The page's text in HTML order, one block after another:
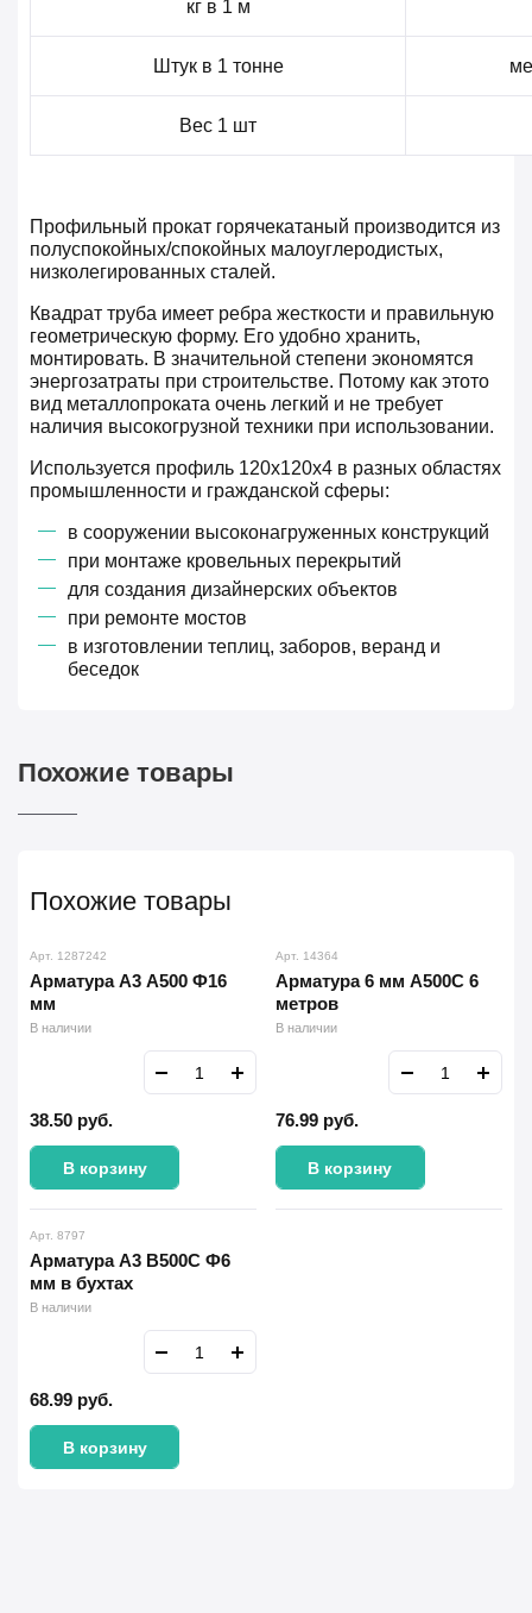
кг в 1 м
Штук в 1 тонне
Вес 1 шт
Профильный прокат горячекатаный производится из
полуспокойных/спокойных малоуглеродистых,
низколегированных сталей.
Квадрат труба имеет ребра жесткости и правильную
геометрическую форму. Его удобно хранить,
монтировать. В значительной степени экономятся
энергозатраты при строительстве. Потому как этото
вид металлопроката очень легкий и не требует
наличия высокогрузной техники при использовании.
Используется профиль 120х120х4 в разных областях
промышленности и гражданской сферы:
в сооружении высоконагруженных конструкций
при монтаже кровельных перекрытий
для создания дизайнерских объектов
при ремонте мостов
в изготовлении теплиц, заборов, веранд и
беседок
Похожие товары
Похожие товары
Арт. 1287242
Арматура А3 А500 Ф16
мм
В наличии
38.50 руб.
В корзину
Арт. 14364
Арматура 6 мм А500С 6
метров
В наличии
76.99 руб.
В корзину
Арт. 8797
Арматура А3 В500С Ф6
мм в бухтах
В наличии
68.99 руб.
В корзину